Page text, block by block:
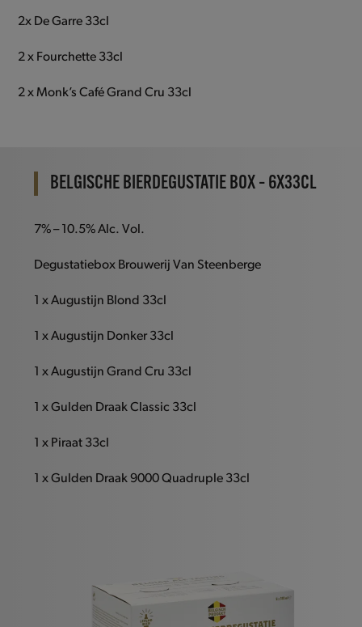
2x De Garre 33cl
2 x Fourchette 33cl
2 x Monk’s Café Grand Cru 33cl
BELGISCHE BIERDEGUSTATIE BOX – 6X33CL
7% – 10.5% Alc. Vol.
Degustatiebox Brouwerij Van Steenberge
1 x Augustijn Blond 33cl
1 x Augustijn Donker 33cl
1 x Augustijn Grand Cru 33cl
1 x Gulden Draak Classic 33cl
1 x Piraat 33cl
1 x Gulden Draak 9000 Quadruple 33cl